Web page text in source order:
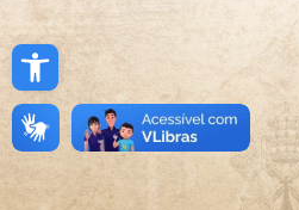
Open toolbar